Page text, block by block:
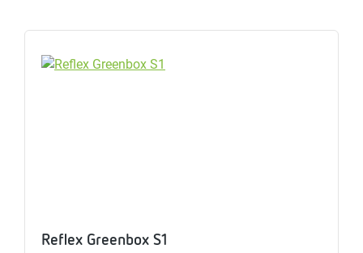
Reflex Greenbox S1